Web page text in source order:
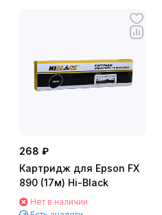
268 ₽
Картридж для Epson FX
890 (17м) Hi-Black
Нет в наличии